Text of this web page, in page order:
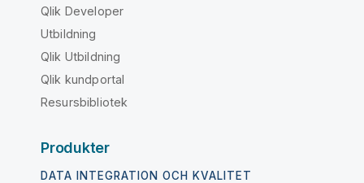
Qlik Developer
Utbildning
Qlik Utbildning
Qlik kundportal
Resursbibliotek
Produkter
DATA INTEGRATION OCH KVALITET